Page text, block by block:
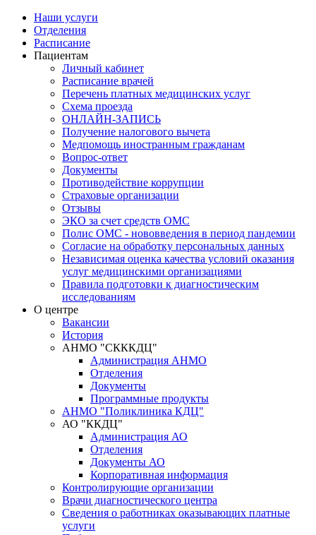
Наши услуги
Отделения
Расписание
Пациентам
Личный кабинет
Расписание врачей
Перечень платных медицинских услуг
Схема проезда
ОНЛАЙН-ЗАПИСЬ
Получение налогового вычета
Медпомощь иностранным гражданам
Вопрос-ответ
Документы
Противодействие коррупции
Страховые организации
Отзывы
ЭКО за счет средств ОМС
Полис ОМС - нововведения в период пандемии
Согласие на обработку персональных данных
Независимая оценка качества условий оказания
услуг медицинскими организациями
Правила подготовки к диагностическим
исследованиям
О центре
Вакансии
История
АНМО "СКККДЦ"
Администрация АНМО
Отделения
Документы
Программные продукты
АНМО "Поликлиника КДЦ"
АО "ККДЦ"
Администрация АО
Отделения
Документы АО
Корпоративная информация
Контролирующие организации
Врачи диагностического центра
Сведения о работниках оказывающих платные
услуги